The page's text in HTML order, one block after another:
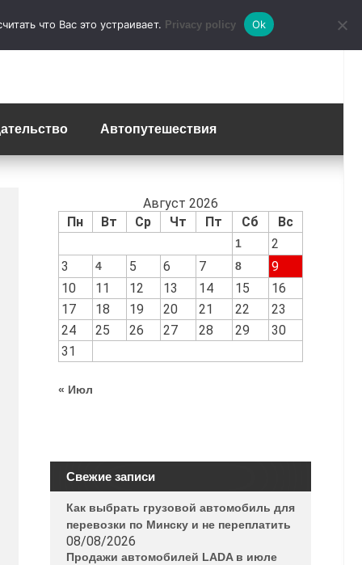
Автопутешествия
Август 2026
Пн
Вт Ср Чт Пт Сб Вс
1
2
3
4 5 6 7 8
9
10
11 12 13 14 15
16
17
18 19 20 21 22
23
24
25 26 27 28 29
30
31
« Июл
Свежие записи
Как выбрать грузовой автомобиль для
перевозки по Минску и не переплатить
08/08/2026
Продажи автомобилей LADA в июле
что Вас это устраивает. Privacy policy Ok